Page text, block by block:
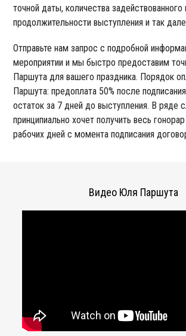
точной даты, количества задействованного
продолжительности выступления и так
Отправьте нам запрос с подробной
мероприятии и мы быстро предоставим
Паршута для вашего праздника. Порядок
Паршута: предоплата 50% после
остаток за 7 дней до выступления. В ряде
принципиально хочет получить весь
рабочих дней с момента подписания
Видео Юля Паршута